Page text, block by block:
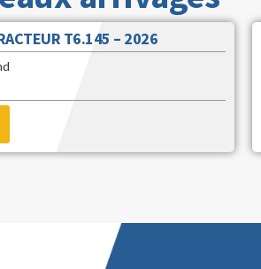
T7.190 – 2026